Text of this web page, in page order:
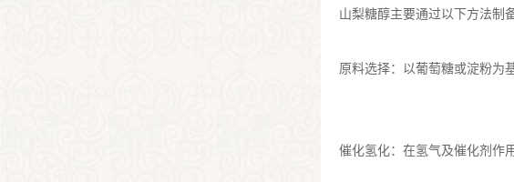
山梨糖醇主要通过以下方法制备
原料选择：以葡萄糖或淀粉为
催化氢化：在氢气及催化剂作